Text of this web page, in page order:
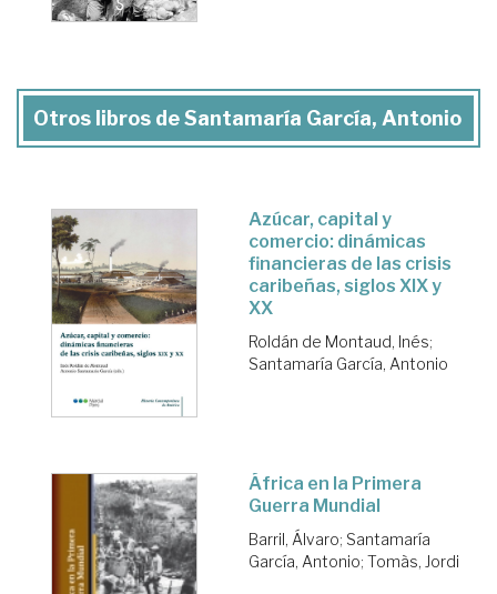
Otros libros de Santamaría García, Antonio
Azúcar, capital y
comercio: dinámicas
financieras de las crisis
caribeñas, siglos XIX y
XX
Roldán de Montaud, Inés;
Santamaría García, Antonio
África en la Primera
Guerra Mundial
Barril, Álvaro; Santamaría
García, Antonio; Tomàs, Jordi